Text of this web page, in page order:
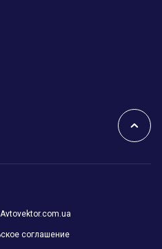
соглашение